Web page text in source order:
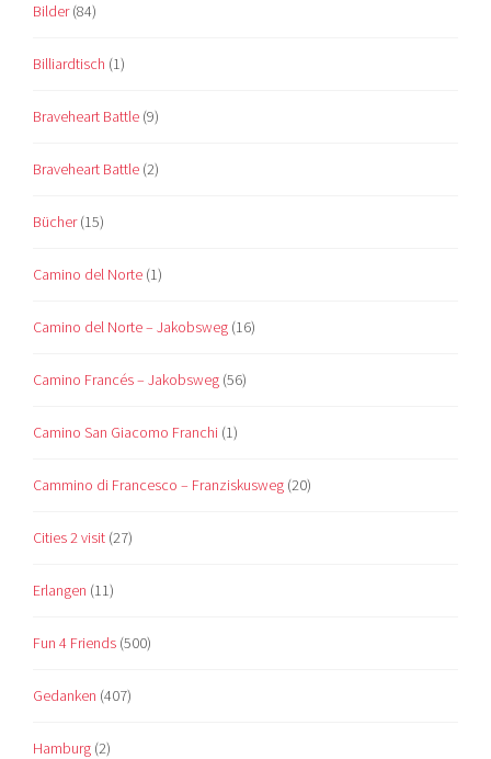
Bilder(84)
Billiardtisch (1)
Braveheart Battle (9)
Braveheart Battle (2)
Bücher(15)
Camino del Norte (1)
Camino del Norte – Jakobsweg (16)
Camino Francés – Jakobsweg (56)
Camino San Giacomo Franchi (1)
Cammino di Francesco – Franziskusweg (20)
Cities 2 visit (27)
Erlangen (11)
Fun 4 Friends (500)
Gedanken (407)
Hamburg (2)